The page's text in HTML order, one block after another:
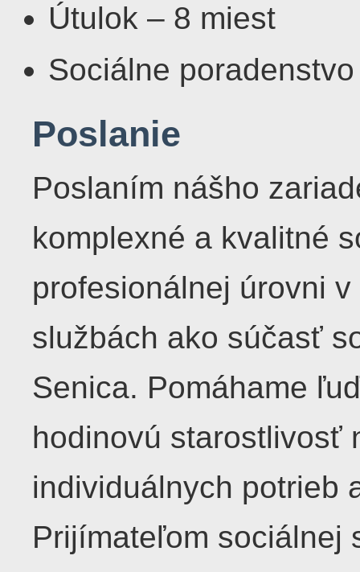
Útulok – 8 miest
Sociálne poradenstvo
Poslanie
Poslaním nášho
komplexné a kvalitné
profesionálnej úrovni
službách ako súčasť
Senica. Pomáhame
hodinovú starostlivosť
individuálnych potrieb
Prijímateľom sociálnej